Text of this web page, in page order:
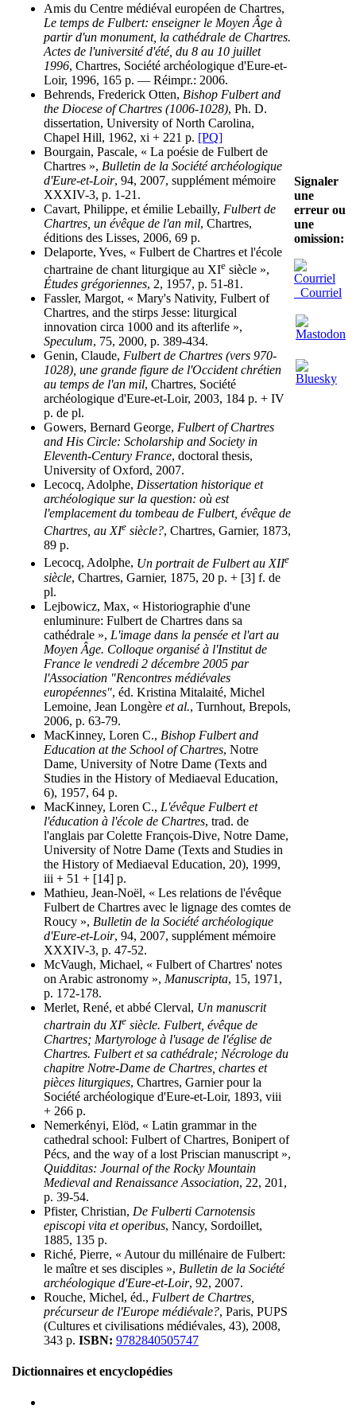
Amis du Centre médiéval européen de Chartres,
Le temps de Fulbert: enseigner le Moyen Âge à
partir d'un monument, la cathédrale de Chartres.
Actes de l'université d'été, du 8 au 10 juillet
1996, Chartres, Société archéologique d'Eure-et-
Loir, 1996, 165 p. — Réimpr.: 2006.
Behrends, Frederick Otten, Bishop Fulbert and
the Diocese of Chartres (1006-1028), Ph. D.
dissertation, University of North Carolina,
Chapel Hill, 1962, xi + 221 p. [PQ]
Bourgain, Pascale, « La poésie de Fulbert de
Chartres », Bulletin de la Société archéologique
d'Eure-et-Loir, 94, 2007, supplément mémoire
XXXIV-3, p. 1-21.
Cavart, Philippe, et émilie Lebailly, Fulbert de
Chartres, un évêque de l'an mil, Chartres,
éditions des Lisses, 2006, 69 p.
Delaporte, Yves, « Fulbert de Chartres et l'école
chartraine de chant liturgique au XIe siècle »,
Études grégoriennes, 2, 1957, p. 51-81.
Fassler, Margot, « Mary's Nativity, Fulbert of
Chartres, and the stirps Jesse: liturgical
innovation circa 1000 and its afterlife »,
Speculum, 75, 2000, p. 389-434.
Genin, Claude, Fulbert de Chartres (vers 970-
1028), une grande figure de l'Occident chrétien
au temps de l'an mil, Chartres, Société
archéologique d'Eure-et-Loir, 2003, 184 p. + IV
p. de pl.
Gowers, Bernard George, Fulbert of Chartres
and His Circle: Scholarship and Society in
Eleventh-Century France, doctoral thesis,
University of Oxford, 2007.
Lecocq, Adolphe, Dissertation historique et
archéologique sur la question: où est
l'emplacement du tombeau de Fulbert, évêque de
Chartres, au XIe siècle?, Chartres, Garnier, 1873,
89 p.
Lecocq, Adolphe, Un portrait de Fulbert au XIIe
siècle, Chartres, Garnier, 1875, 20 p. + [3] f. de
pl.
Lejbowicz, Max, « Historiographie d'une
enluminure: Fulbert de Chartres dans sa
cathédrale », L'image dans la pensée et l'art au
Moyen Âge. Colloque organisé à l'Institut de
France le vendredi 2 décembre 2005 par
l'Association "Rencontres médiévales
européennes", éd. Kristina Mitalaité, Michel
Lemoine, Jean Longère et al., Turnhout, Brepols,
2006, p. 63-79.
MacKinney, Loren C., Bishop Fulbert and
Education at the School of Chartres, Notre
Dame, University of Notre Dame (Texts and
Studies in the History of Mediaeval Education,
6), 1957, 64 p.
MacKinney, Loren C., L'évêque Fulbert et
l'éducation à l'école de Chartres, trad. de
l'anglais par Colette François-Dive, Notre Dame,
University of Notre Dame (Texts and Studies in
the History of Mediaeval Education, 20), 1999,
iii + 51 + [14] p.
Mathieu, Jean-Noël, « Les relations de l'évêque
Fulbert de Chartres avec le lignage des comtes de
Roucy », Bulletin de la Société archéologique
d'Eure-et-Loir, 94, 2007, supplément mémoire
XXXIV-3, p. 47-52.
McVaugh, Michael, « Fulbert of Chartres' notes
on Arabic astronomy », Manuscripta, 15, 1971,
p. 172-178.
Merlet, René, et abbé Clerval, Un manuscrit
chartrain du XIe siècle. Fulbert, évêque de
Chartres; Martyrologe à l'usage de l'église de
Chartres. Fulbert et sa cathédrale; Nécrologe du
chapitre Notre-Dame de Chartres, chartes et
pièces liturgiques, Chartres, Garnier pour la
Société archéologique d'Eure-et-Loir, 1893, viii
+ 266 p.
Nemerkényi, Elöd, « Latin grammar in the
cathedral school: Fulbert of Chartres, Bonipert of
Pécs, and the way of a lost Priscian manuscript »,
Quidditas: Journal of the Rocky Mountain
Medieval and Renaissance Association, 22, 201,
p. 39-54.
Pfister, Christian, De Fulberti Carnotensis
episcopi vita et operibus, Nancy, Sordoillet,
1885, 135 p.
Riché, Pierre, « Autour du millénaire de Fulbert:
le maître et ses disciples », Bulletin de la Société
archéologique d'Eure-et-Loir, 92, 2007.
Rouche, Michel, éd., Fulbert de Chartres,
précurseur de l'Europe médiévale?, Paris, PUPS
(Cultures et civilisations médiévales, 43), 2008,
343 p. ISBN: 9782840505747
Dictionnaires et encyclopédies
Signaler
une
erreur ou
une
omission:
Courriel